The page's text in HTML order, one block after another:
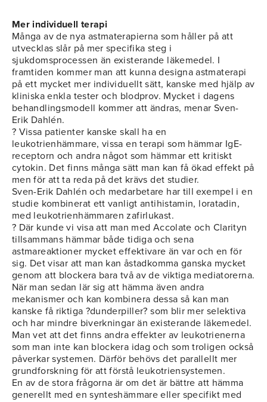
Mer individuell terapi
Många av de nya astmaterapierna som håller på att
utvecklas slår på mer specifika steg i
sjukdomsprocessen än existerande läkemedel. I
framtiden kommer man att kunna designa astmaterapi
på ett mycket mer individuellt sätt, kanske med hjälp av
kliniska enkla tester och blodprov. Mycket i dagens
behandlingsmodell kommer att ändras, menar Sven-
Erik Dahlén.
? Vissa patienter kanske skall ha en
leukotrienhämmare, vissa en terapi som hämmar IgE-
receptorn och andra något som hämmar ett kritiskt
cytokin. Det finns många sätt man kan få ökad effekt på
men för att ta reda på det krävs det studier.
Sven-Erik Dahlén och medarbetare har till exempel i en
studie kombinerat ett vanligt antihistamin, loratadin,
med leukotrienhämmaren zafirlukast.
? Där kunde vi visa att man med Accolate och Clarityn
tillsammans hämmar både tidiga och sena
astmareaktioner mycket effektivare än var och en för
sig. Det visar att man kan åstadkomma ganska mycket
genom att blockera bara två av de viktiga mediatorerna.
När man sedan lär sig att hämma även andra
mekanismer och kan kombinera dessa så kan man
kanske få riktiga ?dunderpiller? som blir mer selektiva
och har mindre biverkningar än existerande läkemedel.
Man vet att det finns andra effekter av leukotrienerna
som man inte kan blockera idag och som troligen också
påverkar systemen. Därför behövs det parallellt mer
grundforskning för att förstå leukotriensystemen.
En av de stora frågorna är om det är bättre att hämma
generellt med en synteshämmare eller specifikt med